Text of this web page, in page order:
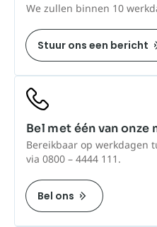
We zullen binnen 10
Stuur ons een bericht
Bel met één van
Bereikbaar op werkdagen
via 0800 – 4444 111.
Bel ons